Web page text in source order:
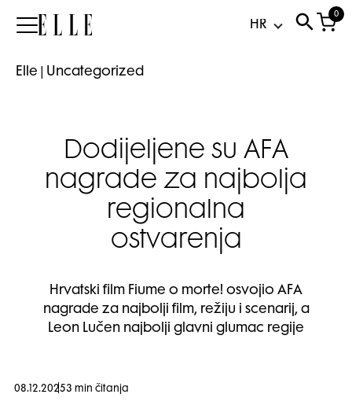
Elle
0
Elle Uncategorized
Dodijeljene su AFA
nagrade za najbolja
regionalna
ostvarenja
Hrvatski film Fiume o morte! osvojio AFA
nagrade za najbolji film, režiju i scenarij, a
Leon Lučen najbolji glavni glumac regije
08.12.20253 min čitanja